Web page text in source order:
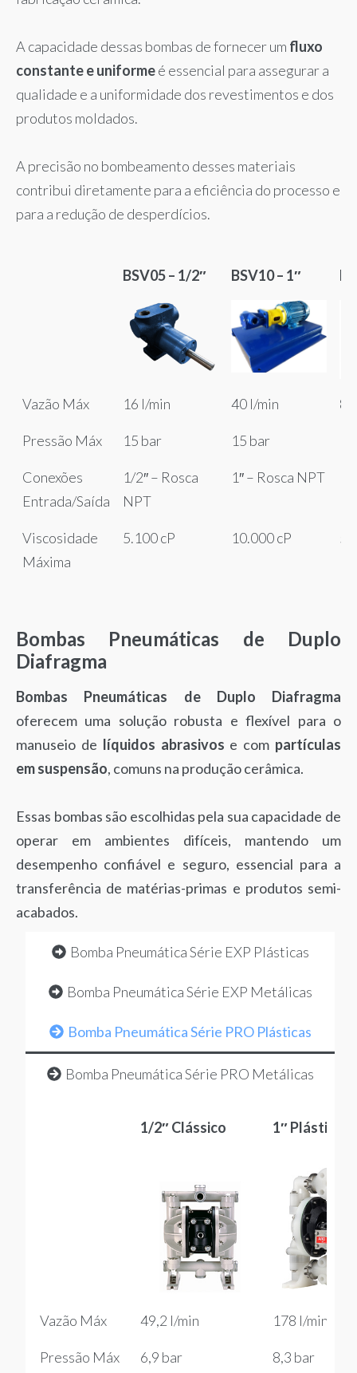
A capacidade dessas bombas de fornecer um fluxo
constante e uniformeé essencial para assegurar a
qualidade e a uniformidade dos revestimentos e dos
produtos moldados.
A precisão no bombeamento desses materiais
contribui diretamente para a eficiência do processo e
para a redução de desperdícios.
BSV05 – 1/2″ BSV10 – 1″
BSV05 – 1/2″
BSV10 – 1″
Vazão Máx 16 l/min 40 l/min
Pressão Máx 15 bar 15 bar
Conexões
Entrada/Saída
1/2″ – Rosca
NPT
1″ – Rosca NPT
Viscosidade
Máxima
5.100 cP 10.000 cP
Bombas Pneumáticas de Duplo
Diafragma
Bombas Pneumáticas de Duplo Diafragma
oferecem uma solução robusta e flexível para o
manuseio de líquidos abrasivos e com partículas
em suspensão, comuns na produção cerâmica.
Essas bombas são escolhidas pela sua capacidade de
operar em ambientes difíceis, mantendo um
desempenho confiável e seguro, essencial para a
transferência de matérias-primas e produtos semi-
acabados.
Bomba Pneumática Série EXP Plásticas
Bomba Pneumática Série EXP Metálicas
Bomba Pneumática Série PRO Plásticas
Bomba Pneumática Série PRO Metálicas
1/2″ Clássico
1″ Plástica
Vazão Máx 49,2 l/min 178 l/min
Pressão Máx 6,9 bar 8,3 bar